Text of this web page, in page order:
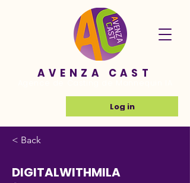
AVENZA CAST
Log in
< Back
DIGITALWITHMILA